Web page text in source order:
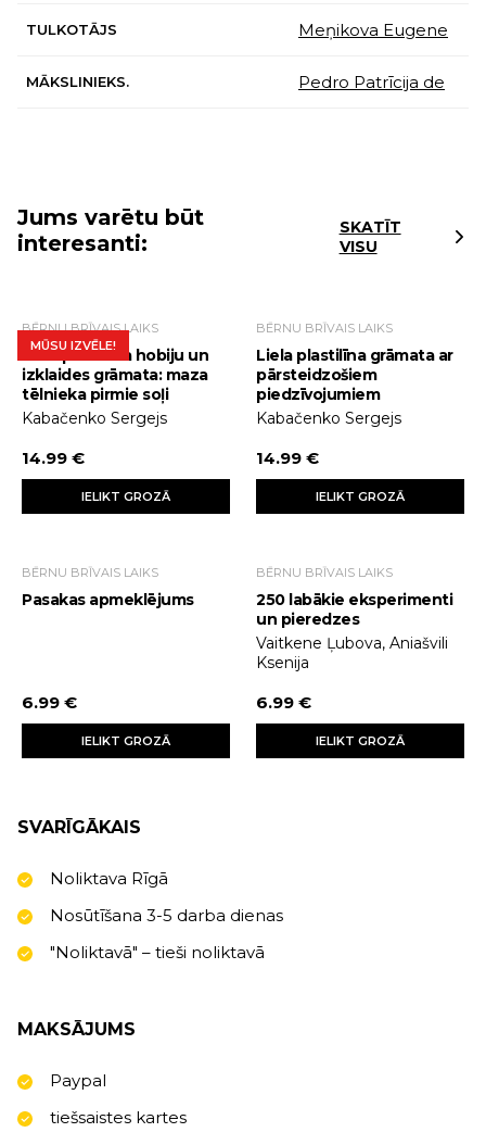
TULKOTĀJS Meņikova Eugene
MĀKSLINIEKS. Pedro Patrīcija de
Jums varētu būt
interesanti:
SKATĪT
VISU
MŪSU IZVĒLE!
BĒRNU BRĪVAIS LAIKS
Liela plastilīna hobiju un
izklaides grāmata: maza
tēlnieka pirmie soļi
Kabačenko Sergejs
14.99 €
IELIKT GROZĀ
BĒRNU BRĪVAIS LAIKS
Liela plastilīna grāmata ar
pārsteidzošiem
piedzīvojumiem
Kabačenko Sergejs
14.99 €
IELIKT GROZĀ
BĒRNU BRĪVAIS LAIKS
Pasakas apmeklējums
6.99 €
IELIKT GROZĀ
BĒRNU BRĪVAIS LAIKS
250 labākie eksperimenti
un pieredzes
Vaitkene Ļubova, Aniašvili
Ksenija
6.99 €
IELIKT GROZĀ
SVARĪGĀKAIS
Noliktava Rīgā
Nosūtīšana 3-5 darba dienas
"Noliktavā" – tieši noliktavā
MAKSĀJUMS
Paypal
tiešsaistes kartes